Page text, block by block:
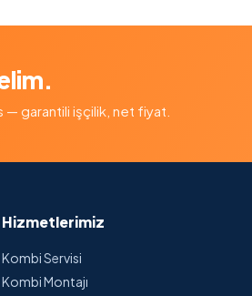
— garantili işçilik, net fiyat.
Hizmetlerimiz
Kombi Servisi
Kombi Montajı